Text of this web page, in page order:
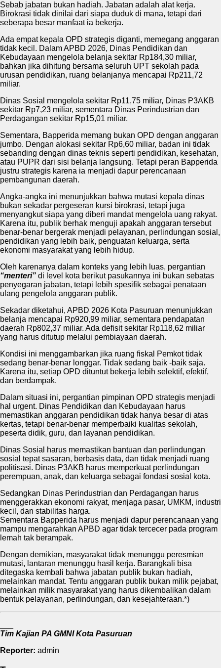
Sebab jabatan bukan hadiah. Jabatan adalah alat kerja.
Birokrasi tidak dinilai dari siapa duduk di mana, tetapi dari
seberapa besar manfaat ia bekerja.
Ada empat kepala OPD strategis diganti, memegang anggaran
tidak kecil. Dalam APBD 2026, Dinas Pendidikan dan
Kebudayaan mengelola belanja sekitar Rp184,30 miliar,
bahkan jika dihitung bersama seluruh UPT sekolah pada
urusan pendidikan, ruang belanjanya mencapai Rp211,72
miliar.
Dinas Sosial mengelola sekitar Rp11,75 miliar, Dinas P3AKB
sekitar Rp7,23 miliar, sementara Dinas Perindustrian dan
Perdagangan sekitar Rp15,01 miliar.
Sementara, Bapperida memang bukan OPD dengan anggaran
jumbo. Dengan alokasi sekitar Rp6,60 miliar, badan ini tidak
sebanding dengan dinas teknis seperti pendidikan, kesehatan,
atau PUPR dari sisi belanja langsung. Tetapi peran Bapperida
justru strategis karena ia menjadi dapur perencanaan
pembangunan daerah.
Angka-angka ini menunjukkan bahwa mutasi kepala dinas
bukan sekadar pergeseran kursi birokrasi, tetapi juga
menyangkut siapa yang diberi mandat mengelola uang rakyat.
Karena itu, publik berhak menguji apakah anggaran tersebut
benar-benar bergerak menjadi pelayanan, perlindungan sosial,
pendidikan yang lebih baik, penguatan keluarga, serta
ekonomi masyarakat yang lebih hidup.
Oleh karenanya dalam konteks yang lebih luas, pergantian
“menteri” di level kota berikut pasukannya ini bukan sebatas
penyegaran jabatan, tetapi lebih spesifik sebagai penataan
ulang pengelola anggaran publik.
Sekadar diketahui, APBD 2026 Kota Pasuruan menunjukkan
belanja mencapai Rp920,99 miliar, sementara pendapatan
daerah Rp802,37 miliar. Ada defisit sekitar Rp118,62 miliar
yang harus ditutup melalui pembiayaan daerah.
Kondisi ini menggambarkan jika ruang fiskal Pemkot tidak
sedang benar-benar longgar. Tidak sedang baik -baik saja.
Karena itu, setiap OPD dituntut bekerja lebih selektif, efektif,
dan berdampak.
Dalam situasi ini, pergantian pimpinan OPD strategis menjadi
hal urgent. Dinas Pendidikan dan Kebudayaan harus
memastikan anggaran pendidikan tidak hanya besar di atas
kertas, tetapi benar-benar memperbaiki kualitas sekolah,
peserta didik, guru, dan layanan pendidikan.
Dinas Sosial harus memastikan bantuan dan perlindungan
sosial tepat sasaran, berbasis data, dan tidak menjadi ruang
politisasi. Dinas P3AKB harus memperkuat perlindungan
perempuan, anak, dan keluarga sebagai fondasi sosial kota.
Sedangkan Dinas Perindustrian dan Perdagangan harus
menggerakkan ekonomi rakyat, menjaga pasar, UMKM, industri
kecil, dan stabilitas harga.
Sementara Bapperida harus menjadi dapur perencanaan yang
mampu mengarahkan APBD agar tidak tercecer pada program
lemah tak berampak.
Dengan demikian, masyarakat tidak menunggu peresmian
mutasi, lantaran menunggu hasil kerja. Barangkali bisa
ditegaska kembali bahwa jabatan publik bukan hadiah,
melainkan mandat. Tentu anggaran publik bukan milik pejabat,
melainkan milik masyarakat yang harus dikembalikan dalam
bentuk pelayanan, perlindungan, dan kesejahteraan.*)
Tim Kajian PA GMNI Kota Pasuruan
Reporter: admin